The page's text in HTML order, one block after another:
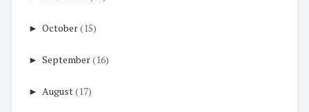
► October(15)
► September(16)
► August(17)